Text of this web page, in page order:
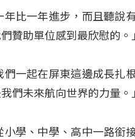
比一年進步，而且聽說
贊助單位感到最欣慰的。
一起在屏東這邊成長扎
們未來航向世界的力量。
學、中學、高中一路銜